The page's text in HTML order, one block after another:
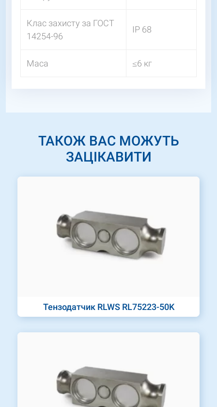
Клас захисту за ГОСТ
14254-96
IP 68
Маса ≤6 кг
ТАКОЖ ВАС МОЖУТЬ
ЗАЦІКАВИТИ
Тензодатчик RLWS RL75223-50K